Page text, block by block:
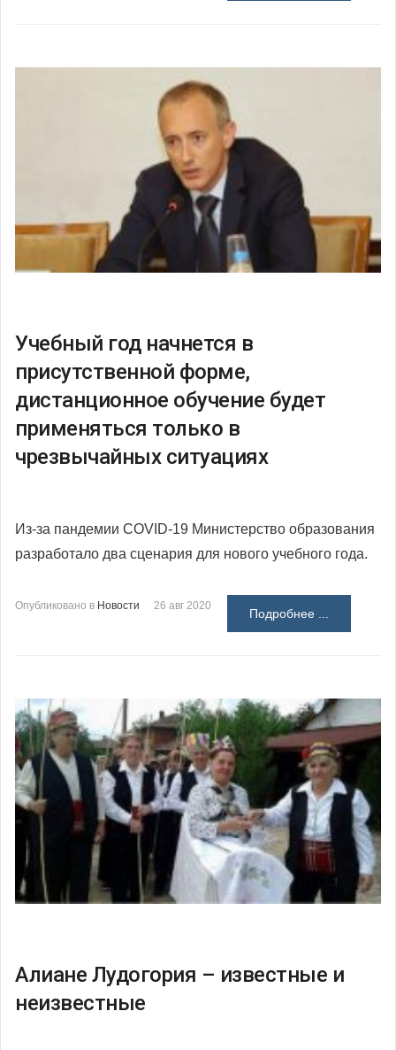
Учебный год начнется в
присутственной форме,
дистанционное обучение будет
применяться только в
чрезвычайных ситуациях
Из-за пандемии COVID-19 Министерство образования
разработало два сценария для нового учебного года.
Опубликовано в Новости 26 авг 2020
Подробнее ...
Алиане Лудогория – известные и
неизвестные